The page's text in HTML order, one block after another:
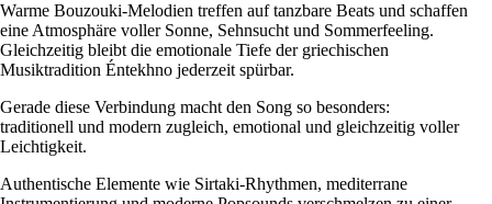
Warme Bouzouki-Melodien treffen auf tanzbare Beats und schaffen
eine Atmosphäre voller Sonne, Sehnsucht und Sommerfeeling.
Gleichzeitig bleibt die emotionale Tiefe der griechischen
Musiktradition Éntekhno jederzeit spürbar.
Gerade diese Verbindung macht den Song so besonders:
traditionell und modern zugleich, emotional und gleichzeitig voller
Leichtigkeit.
Authentische Elemente wie Sirtaki-Rhythmen, mediterrane